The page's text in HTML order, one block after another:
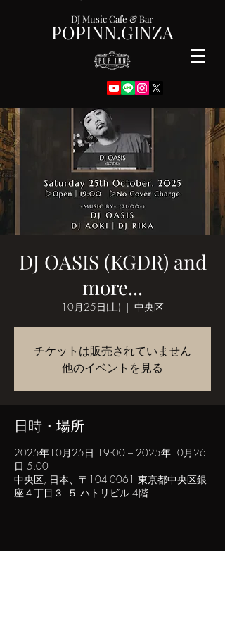
POPINN.GINZA
DJ Music Cafe & Bar
DJ OASIS (KGDR) and
more...
10月25日(土)
  |
中央区
チケットは販売されていません
他のイベントを見る
日時・場所
2025年10月25日 19:00 – 2025年10月26
日 5:00
中央区, 日本、〒104-0061 東京都中央区銀
座４丁目３−５ ハトリビル 4階